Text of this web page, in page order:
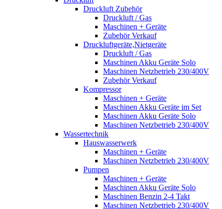
Druckluft Zubehör
Druckluft / Gas
Maschinen + Geräte
Zubehör Verkauf
Druckluftgeräte,Nietgeräte
Druckluft / Gas
Maschinen Akku Geräte Solo
Maschinen Netzbetrieb 230/400V
Zubehör Verkauf
Kompressor
Maschinen + Geräte
Maschinen Akku Geräte im Set
Maschinen Akku Geräte Solo
Maschinen Netzbetrieb 230/400V
Wassertechnik
Hauswasserwerk
Maschinen + Geräte
Maschinen Netzbetrieb 230/400V
Pumpen
Maschinen + Geräte
Maschinen Akku Geräte Solo
Maschinen Benzin 2-4 Takt
Maschinen Netzbetrieb 230/400V